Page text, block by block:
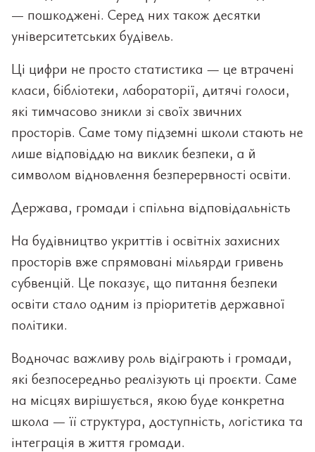
— пошкоджені. Серед них також десятки
університетських будівель.
Ці цифри не просто статистика — це втрачені
класи, бібліотеки, лабораторії, дитячі голоси,
які тимчасово зникли зі своїх звичних
просторів. Саме тому підземні школи стають не
лише відповіддю на виклик безпеки, а й
символом відновлення безперервності освіти.
Держава, громади і спільна відповідальність
На будівництво укриттів і освітніх захисних
просторів вже спрямовані мільярди гривень
субвенцій. Це показує, що питання безпеки
освіти стало одним із пріоритетів державної
політики.
Водночас важливу роль відіграють і громади,
які безпосередньо реалізують ці проєкти. Саме
на місцях вирішується, якою буде конкретна
школа — її структура, доступність, логістика та
інтеграція в життя громади.